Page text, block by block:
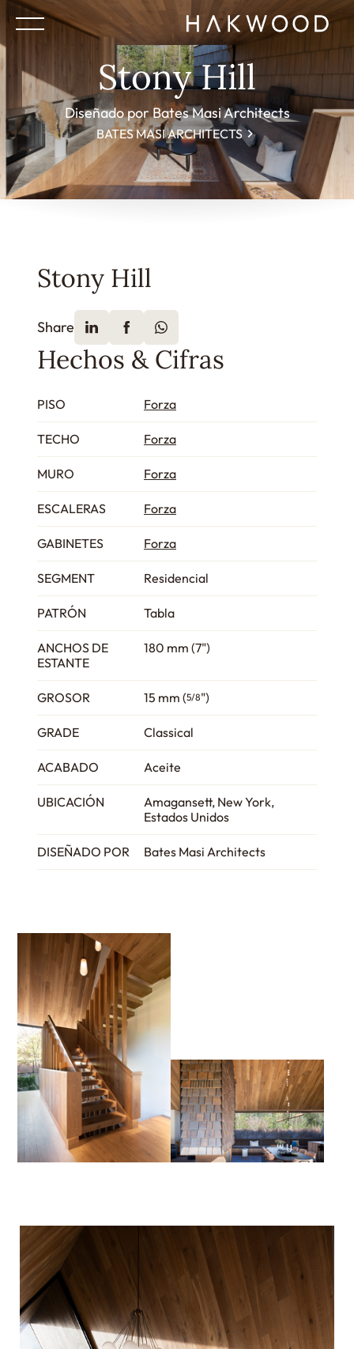
Stony Hill
Diseñado por Bates Masi Architects
BATES MASI ARCHITECTS
Stony Hill
Share
Hechos & Cifras
PISO Forza
TECHO Forza
MURO Forza
ESCALERAS Forza
GABINETES Forza
SEGMENT Residencial
PATRÓN Tabla
ANCHOS DE
ESTANTE
180 mm (7")
GROSOR 15 mm (5/8")
GRADE Classical
ACABADO Aceite
UBICACIÓN
Amagansett, New York,
Estados Unidos
DISEÑADO POR Bates Masi Architects